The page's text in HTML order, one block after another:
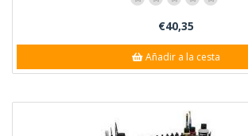
€40,35
Añadir a la cesta